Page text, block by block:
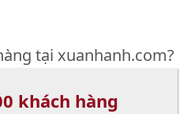
tại xuanhanh.com?
khách hàng